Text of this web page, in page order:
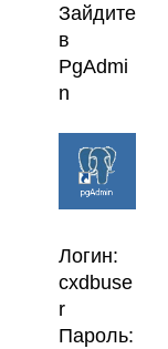
Зайдите
в
PgAdmi
n
Логин:
cxdbuse
r
Пароль: